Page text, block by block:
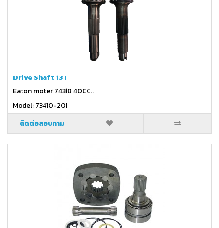
Drive Shaft 13T
Eaton moter 74318 40CC..
Model: 73410-201
ติดต่อสอบถาม